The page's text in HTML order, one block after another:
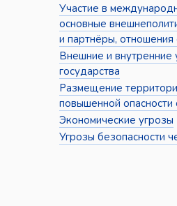
Участие в
основные
и партнёры, отношения
Внешние и внутренние
государства
Размещение
повышенной опасности
Экономические угрозы
Угрозы безопасности